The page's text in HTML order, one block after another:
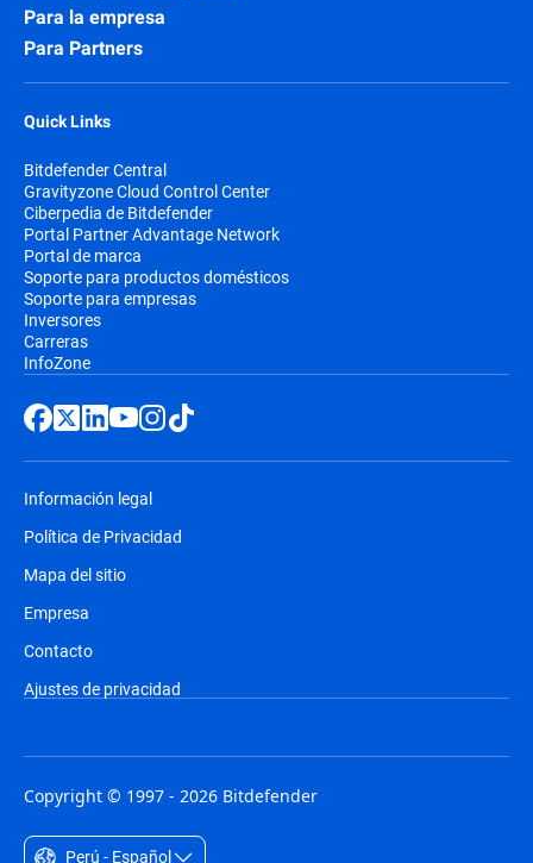
Para la empresa
Para Partners
Quick Links
Bitdefender Central
Gravityzone Cloud Control Center
Ciberpedia de Bitdefender
Portal Partner Advantage Network
Portal de marca
Soporte para productos domésticos
Soporte para empresas
Inversores
Carreras
InfoZone
Información legal
Política de Privacidad
Mapa del sitio
Empresa
Contacto
Ajustes de privacidad
Copyright © 1997 - 2026 Bitdefender
Perú - Español